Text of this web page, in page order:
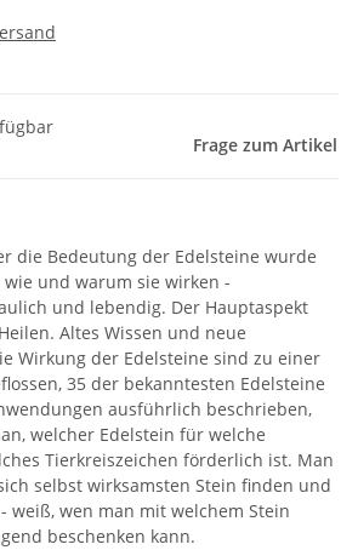
Frage zum Artikel
die Bedeutung der Edelsteine wurde
und warum sie wirken -
und lebendig. Der Hauptaspekt
Altes Wissen und neue
Wirkung der Edelsteine sind zu einer
35 der bekanntesten Edelsteine
ausführlich beschrieben,
welcher Edelstein für welche
Tierkreiszeichen förderlich ist. Man
selbst wirksamsten Stein finden und
weiß, wen man mit welchem Stein
beschenken kann.